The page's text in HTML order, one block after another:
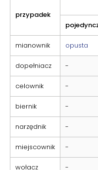
przypadek
mianownik opusta
dopełniacz -
celownik -
biernik -
narzędnik -
miejscownik -
wołacz -